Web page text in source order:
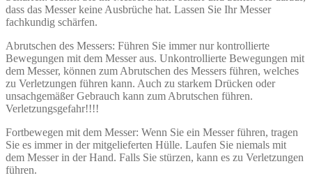
dass das Messer keine Ausbrüche hat. Lassen Sie Ihr Messer
fachkundig schärfen.
Abrutschen des Messers: Führen Sie immer nur kontrollierte
Bewegungen mit dem Messer aus. Unkontrollierte Bewegungen mit
dem Messer, können zum Abrutschen des Messers führen, welches
zu Verletzungen führen kann. Auch zu starkem Drücken oder
unsachgemäßer Gebrauch kann zum Abrutschen führen.
Verletzungsgefahr!!!!
Fortbewegen mit dem Messer: Wenn Sie ein Messer führen, tragen
Sie es immer in der mitgelieferten Hülle. Laufen Sie niemals mit
dem Messer in der Hand. Falls Sie stürzen, kann es zu Verletzungen
führen.